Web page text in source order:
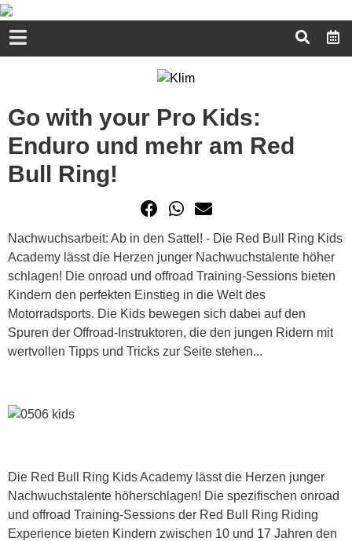
Go with your Pro Kids:
Enduro und mehr am Red
Bull Ring!
Nachwuchsarbeit: Ab in den Sattel! - Die Red Bull Ring Kids
Academy lässt die Herzen junger Nachwuchstalente höher
schlagen! Die onroad und offroad Training-Sessions bieten
Kindern den perfekten Einstieg in die Welt des
Motorradsports. Die Kids bewegen sich dabei auf den
Spuren der Offroad-Instruktoren, die den jungen Ridern mit
wertvollen Tipps und Tricks zur Seite stehen...
Die Red Bull Ring Kids Academy lässt die Herzen junger
Nachwuchstalente höherschlagen! Die spezifischen onroad
und offroad Training-Sessions der Red Bull Ring Riding
Experience bieten Kindern zwischen 10 und 17 Jahren den